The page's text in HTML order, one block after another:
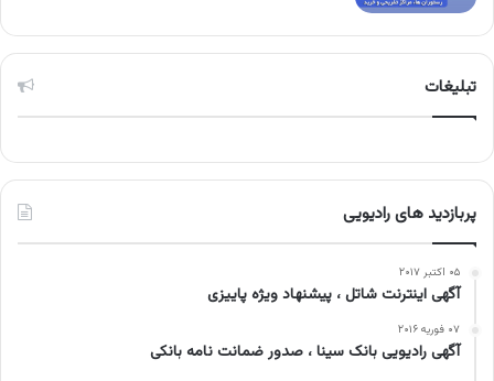
تبلیغات
پربازدید های رادیویی
۰۵ اکتبر ۲۰۱۷
آگهی اینترنت شاتل ، پیشنهاد ویژه پاییزی
۰۷ فوریه ۲۰۱۶
آگهی رادیویی بانک سینا ، صدور ضمانت نامه بانکی